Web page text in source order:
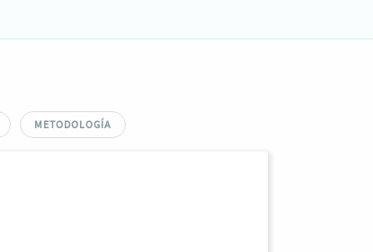
METODOLOGÍA